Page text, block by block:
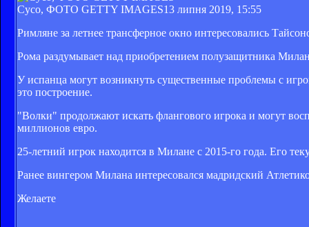
Сусо, ФОТО GETTY IMAGES13 липня 2019, 15:55
Римляне за летнее трансферное окно интересовались
Рома раздумывает над приобретением полузащитника
У испанца могут возникнуть существенные проблемы с
это построение.
"Волки" продолжают искать флангового игрока и могут
миллионов евро.
25-летний игрок находится в Милане с 2015-го года. Его
Ранее вингером Милана интересовался мадридский
Желаете